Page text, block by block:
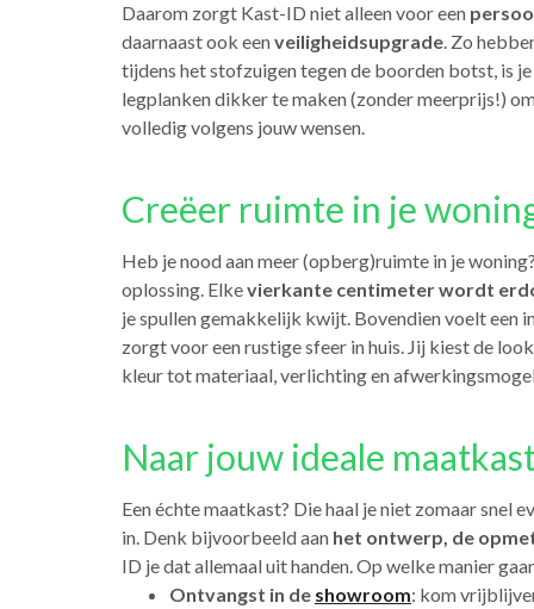
Daarom zorgt Kast-ID niet alleen voor een
daarnaast ook eenveiligheidsupgrade. Zo
tijdens het stofzuigen tegen de boorden botst, is
legplanken dikker te maken (zonder meerprijs!)
volledig volgens jouw wensen.
Creëer ruimte in je
Heb je nood aan meer (opberg)ruimte in je
oplossing. Elkevierkante centimeter wordt
je spullen gemakkelijk kwijt. Bovendien voelt een
zorgt voor een rustige sfeer in huis. Jij kiest de
kleur tot materiaal, verlichting en
Naar jouw ideale
Een échte maatkast? Die haal je niet zomaar snel
in. Denk bijvoorbeeld aan het ontwerp, de
ID je dat allemaal uit handen. Op welke manier
Ontvangst in de showroom: kom